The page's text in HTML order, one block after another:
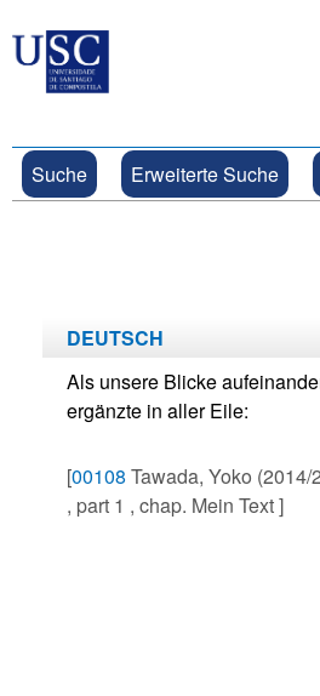
Suche Erweiterte Suche
DEUTSCH
Als unsere Blicke
ergänzte in aller Eile:
[00108 Tawada, Yoko
, part 1 , chap. Mein Text ]